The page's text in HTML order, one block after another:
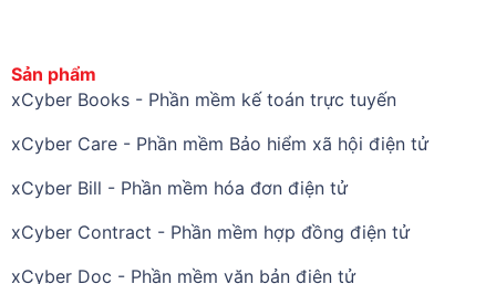
Sản phẩm
xCyber Books - Phần mềm kế toán trực tuyến
xCyber Care - Phần mềm Bảo hiểm xã hội điện tử
xCyber Bill - Phần mềm hóa đơn điện tử
xCyber Contract - Phần mềm hợp đồng điện tử
xCyber Doc - Phần mềm văn bản điện tử